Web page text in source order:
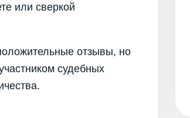
или сверкой
отзывы, но
судебных